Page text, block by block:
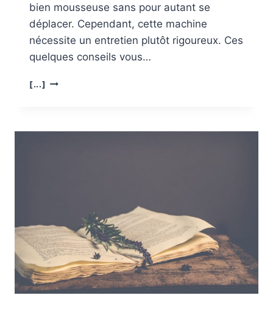
bien mousseuse sans pour autant se
déplacer. Cependant, cette machine
nécessite un entretien plutôt rigoureux. Ces
quelques conseils vous…
[...] COMMENT
À